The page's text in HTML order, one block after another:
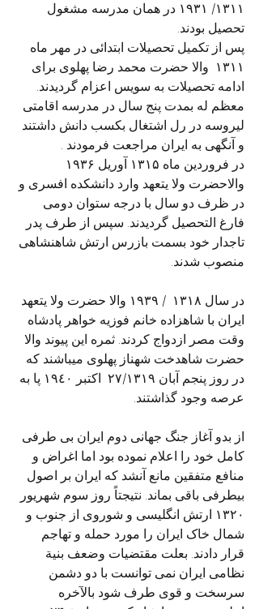
۱۳۱۱/ ۱۹۳۱ در همان مدرسه مشغول
تحصیل بودند.
پس از تکمیل تحصیلات ابتدائی در مهر ماه
۱۳۱۱  والا حضرت محمد رضا پهلوی برای
ادامه تحصیلات به سویس اعزام گردیدند.
معظم له بمدت پنج سال در مدرسه اقامتی
لیروسه در رل اشتغال بکسب دانش داشتند
و آنگهی به ایران مراجعت فرمودند .
والاحضرت ولا يتعهد وارد دانشکده افسری و
در ظرف دو سال با درجه ستوان دومی
فارغ التحصیل گردیدند. سپس از طرف پدر
تاجدار خود بسمت بازرس ارتش شاهنشاهی
منصوب شدند.
در سال ۱۳۱۸  / ۱۹۳۹ والا حضرت ولا يتعهد
ایران با شاهزاده خانم فوزیه خواهر پادشاه
وقت مصر ازدواج کردند. ثمره این پیوند والا
حضرت شاهدخت شهناز پهلوی میباشند که
در روز پنجم آبان ۲۷/۱۳۱۹  اکتبر ١٩٤٠ پا به
عرصه وجود گذاشتند.
از بدو آغاز جنگ جهانی دوم ایران بی طرفی
کامل خود را اعلام نموده بود اما اغراض و
منافع متفقین مانع آنشد که ایران بر اصول
بیطرفی باقی بماند. نتیجتاً روز سوم شهریور
۱۳۲۰ ارتش انگلیسی و شوروی از جنوب و
شمال خاک ایران را مورد حمله و تهاجم
قرار دادند. بعلت مقتضيات وضعف بنية
نظامی ایران نمی توانست با دو دشمن
سرسخت و قوى طرف شود بالآخره